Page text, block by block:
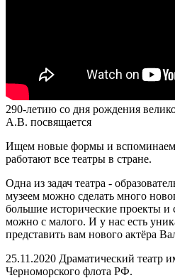
290-летию со дня рождения
А.В. посвящается
Ищем новые формы и
работают все театры в стране.
Одна из задач театра -
музеем можно сделать много
большие исторические проекты и
можно с малого. И у нас есть
представить вам нового актёра
25.11.2020 Драматический театр
Черноморского флота РФ.